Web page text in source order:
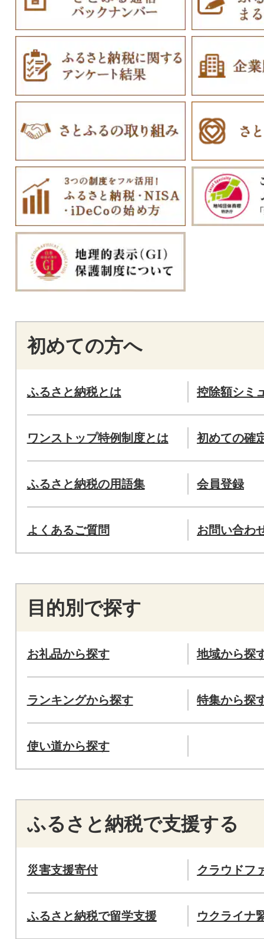
初めての方へ
ふるさと納税とは 控除額シミ
ワンストップ特例制度とは 初めての確
ふるさと納税の用語集 会員登録
よくあるご質問 お問い合わ
目的別で探す
お礼品から探す 地域から探
ランキングから探す 特集から探
使い道から探す
ふるさと納税で支援する
災害支援寄付 クラウドフ
ふるさと納税で留学支援 ウクライナ